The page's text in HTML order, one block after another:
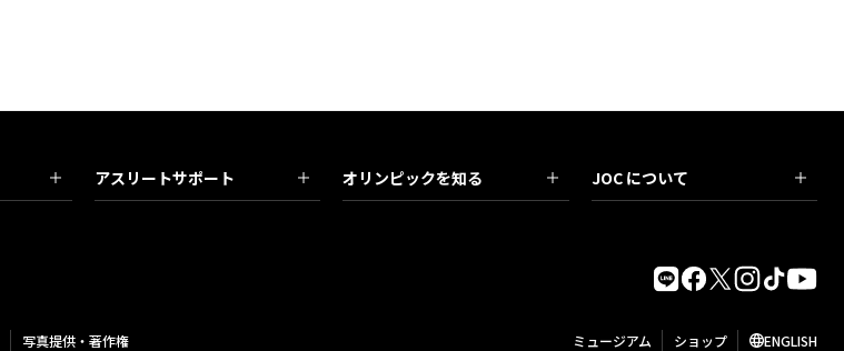
アスリートサポート オリンピックを知る JOC について
写真提供・著作権 ミュージアム ショップ ENGLISH